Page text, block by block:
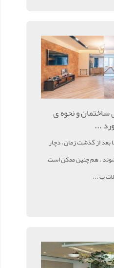
ساختمان و نحوه ی
...
بعد از گذشت زمان ، دچار
. هم چنین ممکن است
ب ...